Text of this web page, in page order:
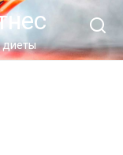
диеты